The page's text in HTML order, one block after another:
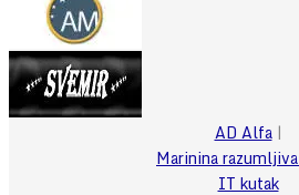
AD Alfa|
Marinina
IT kutak